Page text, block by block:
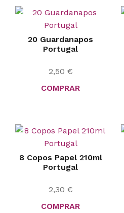
20 Guardanapos
Portugal
2,50 €
COMPRAR
8 Copos Papel 210ml
Portugal
2,30 €
COMPRAR